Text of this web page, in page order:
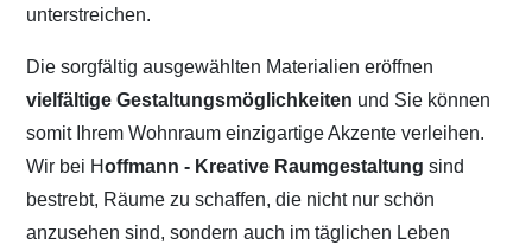
unterstreichen.
Die sorgfältig ausgewählten Materialien eröffnen
vielfältige Gestaltungsmöglichkeiten und Sie können
somit Ihrem Wohnraum einzigartige Akzente verleihen.
Wir bei Hoffmann - Kreative Raumgestaltung sind
bestrebt, Räume zu schaffen, die nicht nur schön
anzusehen sind, sondern auch im täglichen Leben